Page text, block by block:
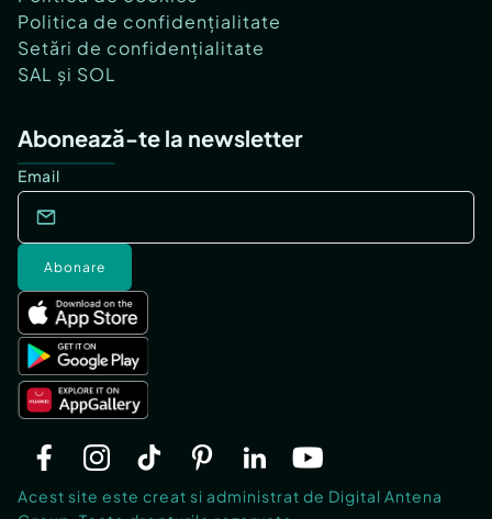
Politica de confidențialitate
Setări de confidențialitate
SAL și SOL
Abonează-te la newsletter
Email
Abonare
Acest site este creat si administrat de Digital Antena